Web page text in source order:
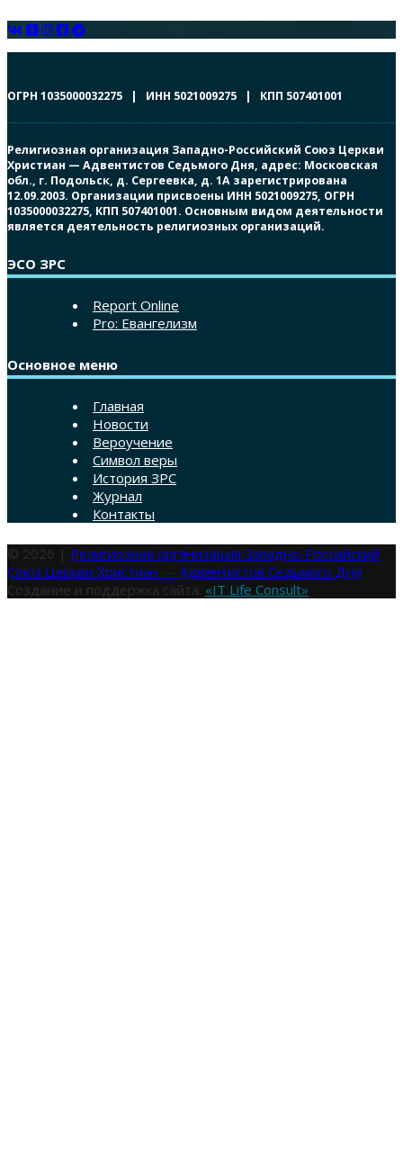
ОГРН 1035000032275 | ИНН 5021009275 | КПП 507401001
Религиозная организация Западно-Российский Союз Церкви
Христиан — Адвентистов Седьмого Дня, адрес: Московская
обл., г. Подольск, д. Сергеевка, д. 1А зарегистрирована
12.09.2003. Организации присвоены ИНН 5021009275, ОГРН
1035000032275, КПП 507401001. Основным видом деятельности
является деятельность религиозных организаций.
ЭСО ЗРС
Report Online
Pro: Евангелизм
Основное меню
Главная
Новости
Вероучение
Символ веры
История ЗРС
Журнал
Контакты
© 2026 | Религиозная организация Западно-Российский
Союз Церкви Христиан — Адвентистов Седьмого Дня
Создание и поддержка сайта: «IT Life Consult»